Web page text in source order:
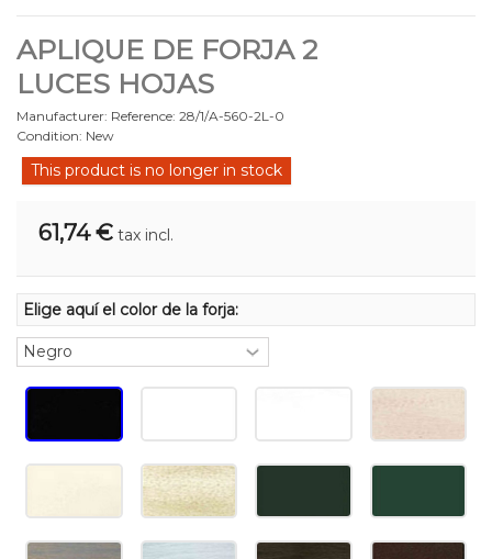
APLIQUE DE FORJA 2
LUCES HOJAS
Manufacturer: Reference: 28/1/A-560-2L-0
Condition: New
This product is no longer in stock
61,74 € tax incl.
Elige aquí el color de la forja: